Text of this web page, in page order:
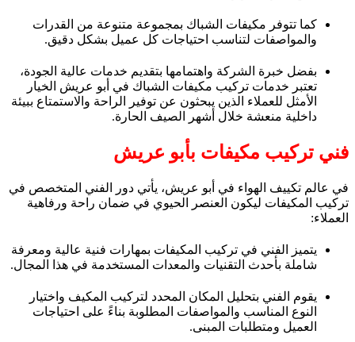
كما تتوفر مكيفات الشباك بمجموعة متنوعة من القدرات
والمواصفات لتناسب احتياجات كل عميل بشكل دقيق.
بفضل خبرة الشركة واهتمامها بتقديم خدمات عالية الجودة،
تعتبر خدمات تركيب مكيفات الشباك في أبو عريش الخيار
الأمثل للعملاء الذين يبحثون عن توفير الراحة والاستمتاع ببيئة
داخلية منعشة خلال أشهر الصيف الحارة.
فني تركيب مكيفات بأبو عريش
في عالم تكييف الهواء في أبو عريش، يأتي دور الفني المتخصص في
تركيب المكيفات ليكون العنصر الحيوي في ضمان راحة ورفاهية
العملاء:
يتميز الفني في تركيب المكيفات بمهارات فنية عالية ومعرفة
شاملة بأحدث التقنيات والمعدات المستخدمة في هذا المجال.
يقوم الفني بتحليل المكان المحدد لتركيب المكيف واختيار
النوع المناسب والمواصفات المطلوبة بناءً على احتياجات
العميل ومتطلبات المبنى.